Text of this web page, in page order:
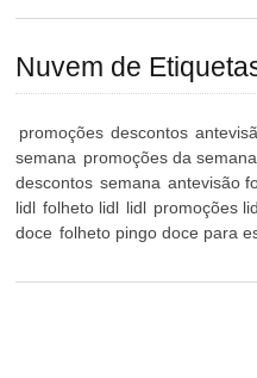
Nuvem de
promoções descontos
semana promoções da semana
descontos semana antevisão
lidl folheto lidl lidl promoções
doce folheto pingo doce para